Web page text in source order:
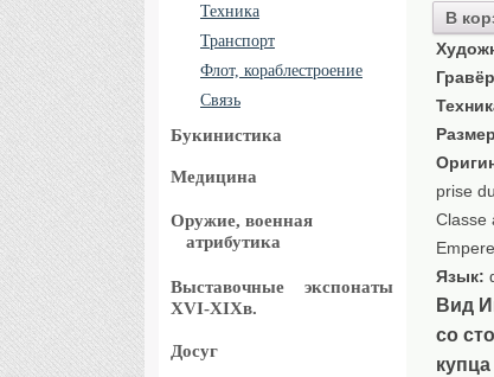
Техника
Транспорт
Флот, кораблестроение
Связь
Букинистика
Медицина
Оружие, военная
атрибутика
Выставочные
экспонаты
XVI-XIXв.
Досуг
В
prise
Classe
Язык:
Вид
со